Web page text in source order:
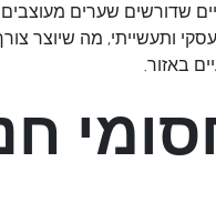
שדורשים שערים
ותעשייתי, מה שיוצר
באזור.